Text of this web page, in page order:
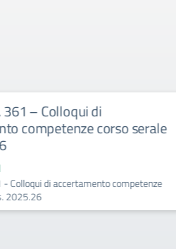
361 – Colloqui di
competenze corso serale
- Colloqui di accertamento competenze
2025.26